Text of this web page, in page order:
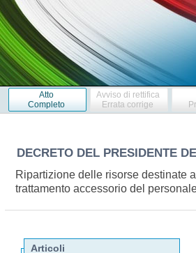
Atto
Completo
Avviso di rettifica
Errata corrige
DECRETO DEL PRESIDENTE
Ripartizione delle risorse destinate
trattamento accessorio del